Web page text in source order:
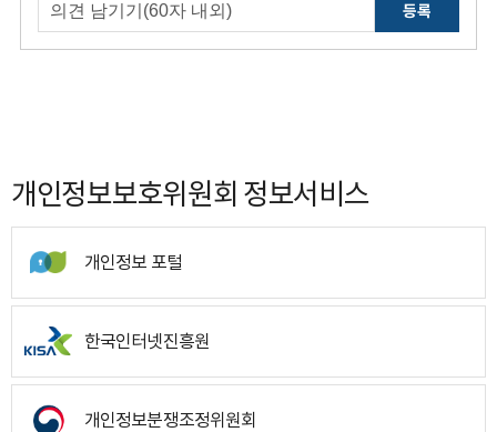
등록
개인정보보호위원회 정보서비스
개인정보 포털
한국인터넷진흥원
개인정보분쟁조정위원회